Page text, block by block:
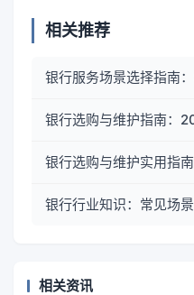
相关推荐
银行服务场景选择指南
银行选购与维护指南：
银行选购与维护实用指
银行行业知识：常见场
相关资讯